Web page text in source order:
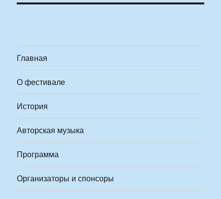
Главная
О фестивале
История
Авторская музыка
Программа
Организаторы и спонсоры